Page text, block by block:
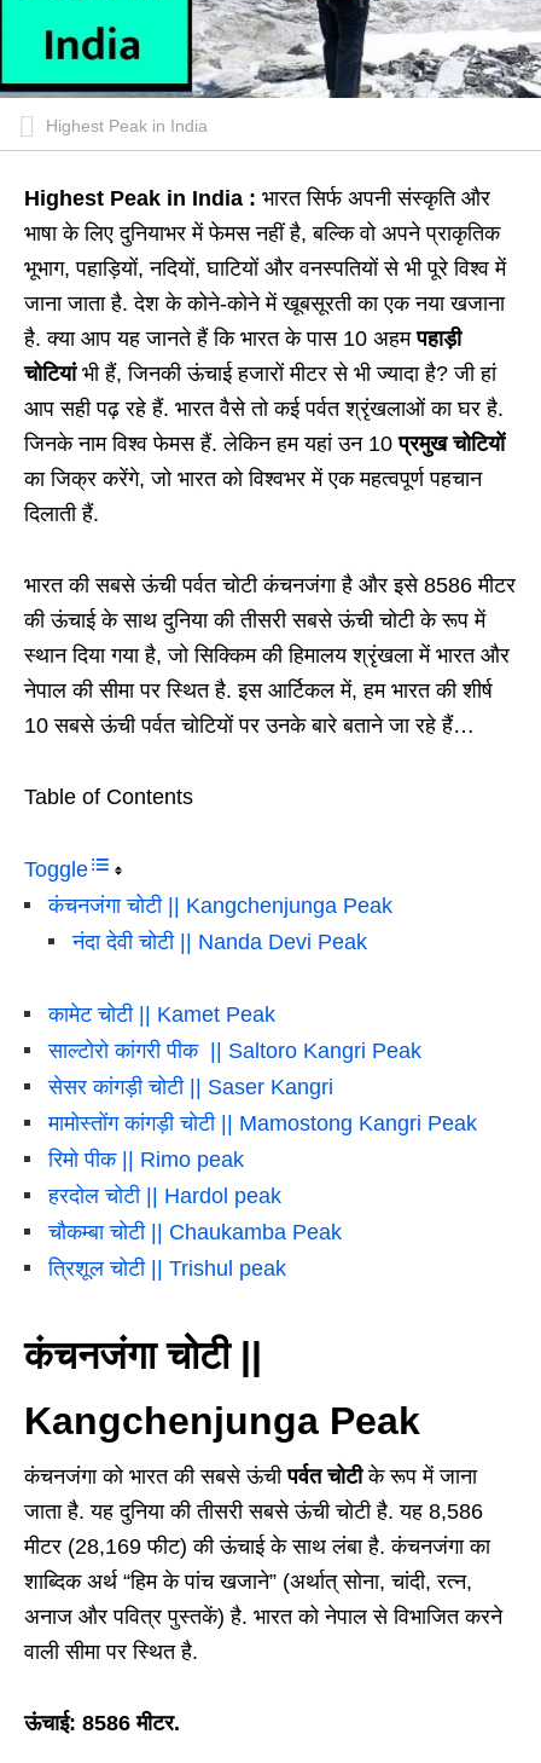
Highest Peak in India
Highest Peak in India : भारत सिर्फ अपनी संस्कृति और
भाषा के लिए दुनियाभर में फेमस नहीं है, बल्कि वो अपने प्राकृतिक
भूभाग, पहाड़ियों, नदियों, घाटियों और वनस्पतियों से भी पूरे विश्व में
जाना जाता है. देश के कोने-कोने में खूबसूरती का एक नया खजाना
है. क्या आप यह जानते हैं कि भारत के पास 10 अहमपहाड़ी
चोटियांभी हैं, जिनकी ऊंचाई हजारों मीटर से भी ज्यादा है? जी हां
आप सही पढ़ रहे हैं. भारत वैसे तो कई पर्वत श्रृंखलाओं का घर है.
जिनके नाम विश्व फेमस हैं. लेकिन हम यहां उन 10प्रमुख चोटियों
का जिक्र करेंगे, जो भारत को विश्वभर में एक महत्वपूर्ण पहचान
दिलाती हैं.
भारत की सबसे ऊंची पर्वत चोटी कंचनजंगा है और इसे 8586 मीटर
की ऊंचाई के साथ दुनिया की तीसरी सबसे ऊंची चोटी के रूप में
स्थान दिया गया है, जो सिक्किम की हिमालय श्रृंखला में भारत और
नेपाल की सीमा पर स्थित है. इस आर्टिकल में, हम भारत की शीर्ष
10 सबसे ऊंची पर्वत चोटियों पर उनके बारे बताने जा रहे हैं…
Table of Contents
Toggle
कंचनजंगा चोटी || Kangchenjunga Peak
नंदा देवी चोटी || Nanda Devi Peak
कामेट चोटी || Kamet Peak
साल्टोरो कांगरी पीक || Saltoro Kangri Peak
सेसर कांगड़ी चोटी || Saser Kangri
मामोस्तोंग कांगड़ी चोटी || Mamostong Kangri Peak
रिमो पीक || Rimo peak
हरदोल चोटी || Hardol peak
चौकम्बा चोटी || Chaukamba Peak
त्रिशूल चोटी || Trishul peak
कंचनजंगा चोटी ||
Kangchenjunga Peak
कंचनजंगा को भारत की सबसे ऊंचीपर्वत चोटीके रूप में जाना
जाता है. यह दुनिया की तीसरी सबसे ऊंची चोटी है. यह 8,586
मीटर (28,169 फीट) की ऊंचाई के साथ लंबा है. कंचनजंगा का
शाब्दिक अर्थ “हिम के पांच खजाने” (अर्थात् सोना, चांदी, रत्न,
अनाज और पवित्र पुस्तकें) है. भारत को नेपाल से विभाजित करने
वाली सीमा पर स्थित है.
ऊंचाई: 8586 मीटर.